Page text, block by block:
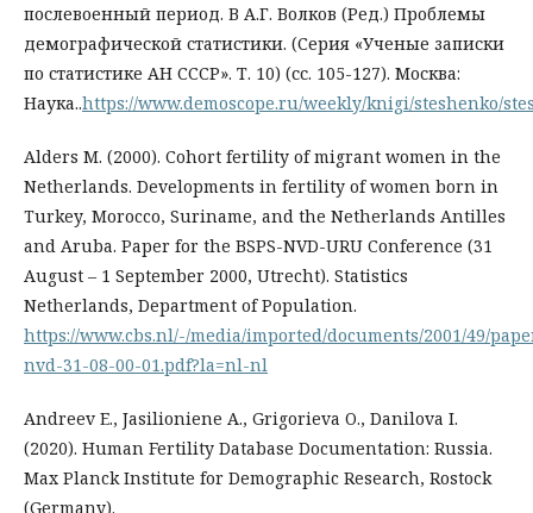
послевоенный период. В А.Г. Волков (Ред.) Проблемы
демографической статистики. (Серия «Ученые записки
по статистике АН СССР». Т. 10) (сс. 105-127). Москва:
Наука..https://www.demoscope.ru/weekly/knigi/steshenko/
Alders M. (2000). Cohort fertility of migrant women in the
Netherlands. Developments in fertility of women born in
Turkey, Morocco, Suriname, and the Netherlands Antilles
and Aruba. Paper for the BSPS-NVD-URU Conference (31
August – 1 September 2000, Utrecht). Statistics
Netherlands, Department of Population.
https://www.cbs.nl/-/media/imported/documents/2001/49/
nvd-31-08-00-01.pdf?la=nl-nl
Andreev E., Jasilioniene A., Grigorieva O., Danilova I.
(2020). Human Fertility Database Documentation: Russia.
Max Planck Institute for Demographic Research, Rostock
(Germany).